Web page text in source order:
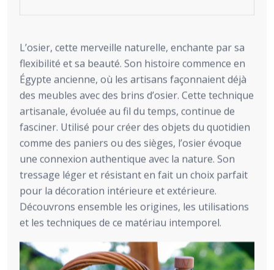
L’osier, cette merveille naturelle, enchante par sa
flexibilité et sa beauté. Son histoire commence en
Égypte ancienne, où les artisans façonnaient déjà
des meubles avec des brins d’osier. Cette technique
artisanale, évoluée au fil du temps, continue de
fasciner. Utilisé pour créer des objets du quotidien
comme des paniers ou des sièges, l’osier évoque
une connexion authentique avec la nature. Son
tressage léger et résistant en fait un choix parfait
pour la décoration intérieure et extérieure.
Découvrons ensemble les origines, les utilisations
et les techniques de ce matériau intemporel.